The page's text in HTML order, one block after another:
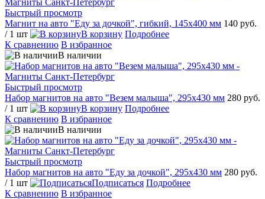
Быстрый просмотр
Магнит на авто "Еду за дочкой", гибкий, 145х400 мм 140 руб.
/ 1 шт
В корзину Подробнее
К сравнению В избранное
В наличии
Быстрый просмотр
Набор магнитов на авто "Везем малыша", 295х430 мм 280 руб.
/ 1 шт
В корзину Подробнее
К сравнению В избранное
В наличии
Быстрый просмотр
Набор магнитов на авто "Еду за дочкой", 295х430 мм 280 руб.
/ 1 шт
Подписаться Подробнее
К сравнению В избранное